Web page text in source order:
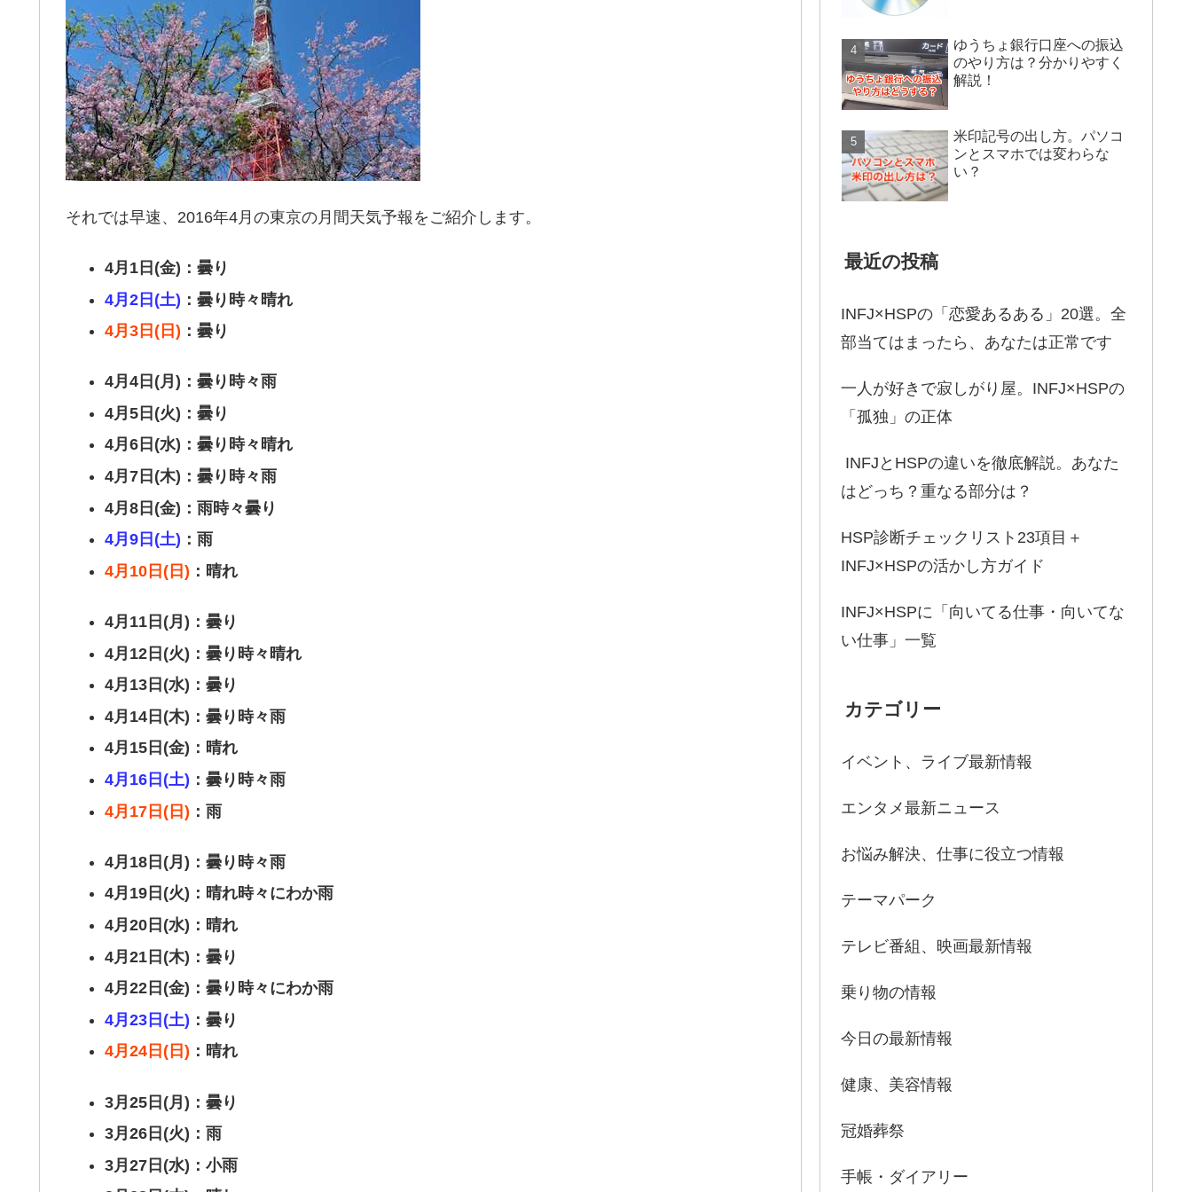
それでは早速、2016年4月の東京の月間天気予報をご紹介します。
4月1日(金)：曇り
4月2日(土) ：曇り時々晴れ
4月3日(日) ：曇り
4月4日(月)：曇り時々雨
4月5日(火)：曇り
4月6日(水)：曇り時々晴れ
4月7日(木)：曇り時々雨
4月8日(金)：雨時々曇り
4月9日(土) ：雨
4月10日(日) ：晴れ
4月11日(月)：曇り
4月12日(火)：曇り時々晴れ
4月13日(水)：曇り
4月14日(木)：曇り時々雨
4月15日(金)：晴れ
4月16日(土) ：曇り時々雨
4月17日(日) ：雨
4月18日(月)：曇り時々雨
4月19日(火)：晴れ時々にわか雨
4月20日(水)：晴れ
4月21日(木)：曇り
4月22日(金)：曇り時々にわか雨
4月23日(土) ：曇り
4月24日(日) ：晴れ
3月25日(月)：曇り
3月26日(火)：雨
3月27日(水)：小雨
ゆうちょ銀行口座への振込
のやり方は？分かりやすく
解説！
米印記号の出し方。パソコ
ンとスマホでは変わらな
い？
最近の投稿
INFJ×HSPの「恋愛あるある」20選。全
部当てはまったら、あなたは正常です
一人が好きで寂しがり屋。INFJ×HSPの
「孤独」の正体
INFJとHSPの違いを徹底解説。あなた
はどっち？重なる部分は？
HSP診断チェックリスト23項目＋
INFJ×HSPの活かし方ガイド
INFJ×HSPに「向いてる仕事・向いてな
い仕事」一覧
カテゴリー
イベント、ライブ最新情報
エンタメ最新ニュース
お悩み解決、仕事に役立つ情報
テーマパーク
テレビ番組、映画最新情報
乗り物の情報
今日の最新情報
健康、美容情報
冠婚葬祭
手帳・ダイアリー